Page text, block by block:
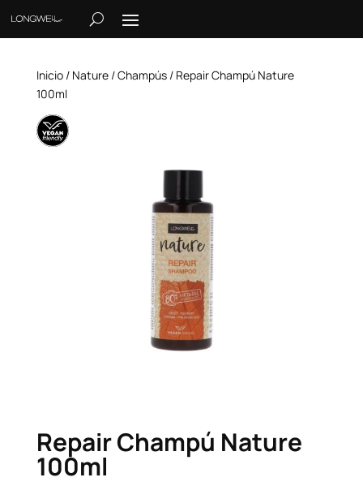
Inicio/ Nature/Champús/ Repair Champú Nature
100ml
Repair Champú Nature
100ml